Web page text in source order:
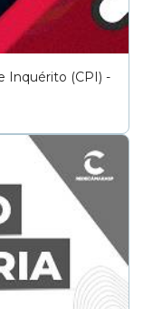
Inquérito (CPI) -